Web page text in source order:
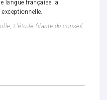
langue française la
,L'étoile filante du conseil